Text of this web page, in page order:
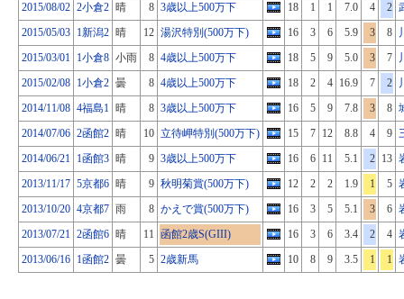
2015/08/02 2小倉2 晴 8 3歳以上500万下 18 1 1 7.0 4 2
2015/05/03 1新潟2 晴 12 湯沢特別(500万下) 16 3 6 5.9 3 8
2015/03/01 1小倉8 小雨 8 4歳以上500万下 18 5 9 5.0 3 7
2015/02/08 1小倉2 曇 8 4歳以上500万下 18 2 4 16.9 7 2
2014/11/08 4福島1 晴 8 3歳以上500万下 16 5 9 7.8 3 8
2014/07/06 2函館2 晴 10 立待岬特別(500万下) 15 7 12 8.8 4 9
2014/06/21 1函館3 晴 9 3歳以上500万下 16 6 11 5.1 2 13
2013/11/17 5京都6 晴 9 秋明菊賞(500万下) 12 2 2 1.9 1 5
2013/10/20 4京都7 雨 8 かえで賞(500万下) 16 3 5 5.1 3 6
2013/07/21 2函館6 晴 11 函館2歳S(GIII) 16 3 6 3.4 2 4
2013/06/16 1函館2 曇 5 2歳新馬 10 8 9 3.5 1 1